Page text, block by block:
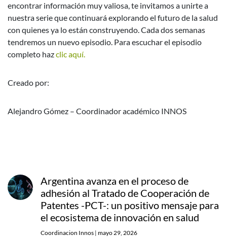
encontrar información muy valiosa, te invitamos a unirte a
nuestra serie que continuará explorando el futuro de la salud
con quienes ya lo están construyendo. Cada dos semanas
tendremos un nuevo episodio. Para escuchar el episodio
completo hazclic aquí.
Creado por:
Alejandro Gómez – Coordinador académico INNOS
Argentina avanza en el proceso de
adhesión al Tratado de Cooperación de
Patentes -PCT-: un positivo mensaje para
el ecosistema de innovación en salud
Coordinacion Innos | mayo 29, 2026